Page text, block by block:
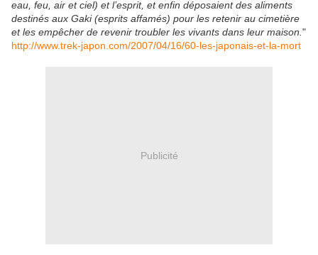
eau, feu, air et ciel) et l’esprit, et enfin déposaient des aliments
destinés aux Gaki (esprits affamés) pour les retenir au cimetière
et les empêcher de revenir troubler les vivants dans leur maison."
http://www.trek-japon.com/2007/04/16/60-les-japonais-et-la-mort
Publicité